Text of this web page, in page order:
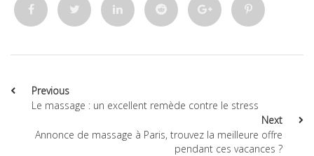
Previous
Le massage : un excellent remède contre le stress
Next
Annonce de massage à Paris, trouvez la meilleure offre
pendant ces vacances ?